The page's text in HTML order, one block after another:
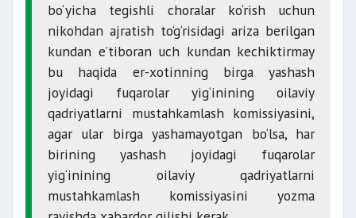
bo‘yicha tegishli choralar ko‘rish uchun
nikohdan ajratish to‘g‘risidagi ariza berilgan
kundan e’tiboran uch kundan kechiktirmay
bu haqida er-xotinning birga yashash
joyidagi fuqarolar yig‘inining oilaviy
qadriyatlarni mustahkamlash komissiyasini,
agar ular birga yashamayotgan bo‘lsa, har
birining yashash joyidagi fuqarolar
yig‘inining oilaviy qadriyatlarni
mustahkamlash komissiyasini yozma